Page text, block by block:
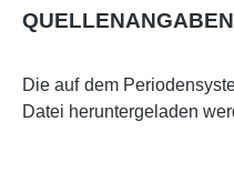
QUELLENANGABEN
Die auf dem
Datei heruntergeladen